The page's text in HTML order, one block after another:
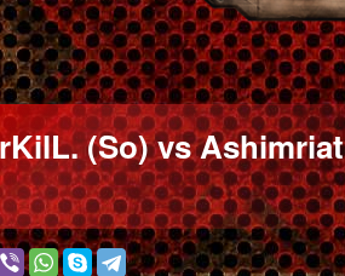
(So) vs Ashimriat